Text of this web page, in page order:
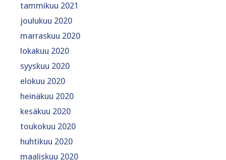
tammikuu 2021
joulukuu 2020
marraskuu 2020
lokakuu 2020
syyskuu 2020
elokuu 2020
heinäkuu 2020
kesäkuu 2020
toukokuu 2020
huhtikuu 2020
maaliskuu 2020